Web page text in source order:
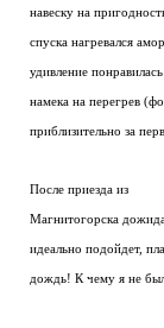
навеску на
спуска нагревался
удивление
намека на перегрев
приблизительно за
После приезда из
Магнитогорска
идеально подойдет,
дождь! К чему я не был